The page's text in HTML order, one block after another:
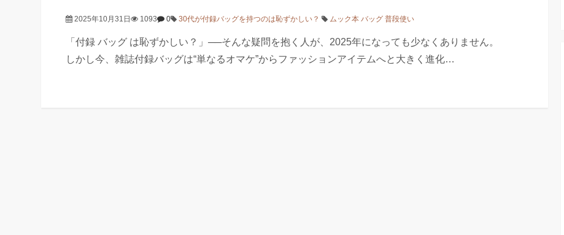
2025年10月31日 1093 0 30代が付録バッグを持つのは恥ずかしい？ ムック本 バッグ 普段使い
「付録 バッグ は恥ずかしい？」──そんな疑問を抱く人が、2025年になっても少なくありません。
しかし今、雑誌付録バッグは“単なるオマケ”からファッションアイテムへと大きく進化…